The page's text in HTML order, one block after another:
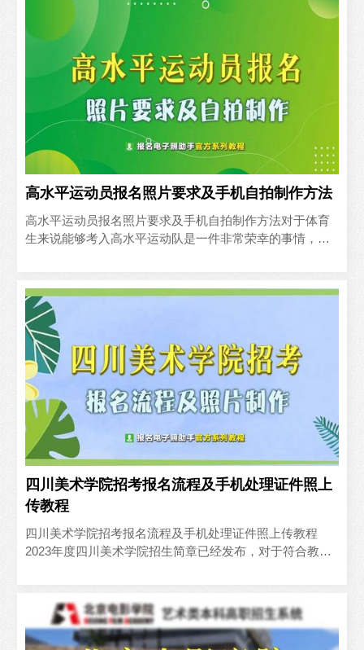
高水平运动员报名照片要求及手机自拍制作方法
高水平运动员报名照片要求及手机自拍制作方法对于体育
生来说能够考入高水平运动队是一件非常荣幸的事情，很
四川美术学院招考报名流程及手机处理证件照上
传教程
四川美术学院招考报名流程及手机处理证件照上传教程
2023年度四川美术学院招生简章已经发布，对于符合教育